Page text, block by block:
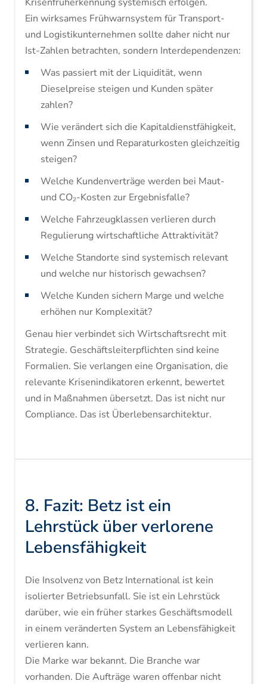
Ein wirksames Frühwarnsystem für Transport-
und Logistikunternehmen sollte daher nicht nur
Ist-Zahlen betrachten, sondern Interdependenzen:
Was passiert mit der Liquidität, wenn
Dieselpreise steigen und Kunden später
zahlen?
Wie verändert sich die Kapitaldienstfähigkeit,
wenn Zinsen und Reparaturkosten gleichzeitig
steigen?
Welche Kundenverträge werden bei Maut-
und CO₂-Kosten zur Ergebnisfalle?
Welche Fahrzeugklassen verlieren durch
Regulierung wirtschaftliche Attraktivität?
Welche Standorte sind systemisch relevant
und welche nur historisch gewachsen?
Welche Kunden sichern Marge und welche
erhöhen nur Komplexität?
Genau hier verbindet sich Wirtschaftsrecht mit
Strategie. Geschäftsleiterpflichten sind keine
Formalien. Sie verlangen eine Organisation, die
relevante Krisenindikatoren erkennt, bewertet
und in Maßnahmen übersetzt. Das ist nicht nur
Compliance. Das ist Überlebensarchitektur.
8. Fazit: Betz ist ein
Lehrstück über verlorene
Lebensfähigkeit
Die Insolvenz von Betz International ist kein
isolierter Betriebsunfall. Sie ist ein Lehrstück
darüber, wie ein früher starkes Geschäftsmodell
in einem veränderten System an Lebensfähigkeit
verlieren kann.
Die Marke war bekannt. Die Branche war
vorhanden. Die Aufträge waren offenbar nicht